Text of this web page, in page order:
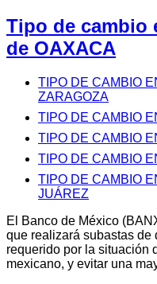
Tipo de cambio
de OAXACA
TIPO DE CAMBIO
ZARAGOZA
TIPO DE CAMBIO
TIPO DE CAMBIO
TIPO DE CAMBIO
TIPO DE CAMBIO
JUÁREZ
El Banco de México
que realizará subastas de
requerido por la situación
mexicano, y evitar una